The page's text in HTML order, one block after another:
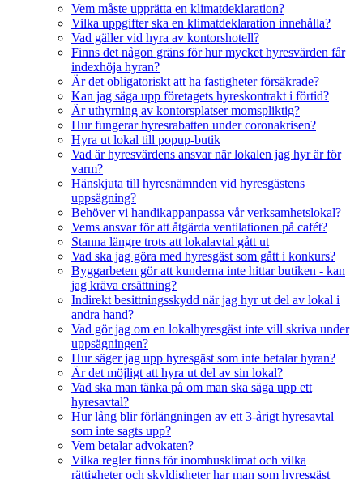
Vem måste upprätta en klimatdeklaration?
Vilka uppgifter ska en klimatdeklaration innehålla?
Vad gäller vid hyra av kontorshotell?
Finns det någon gräns för hur mycket hyresvärden får
indexhöja hyran?
Är det obligatoriskt att ha fastigheter försäkrade?
Kan jag säga upp företagets hyreskontrakt i förtid?
Är uthyrning av kontorsplatser momspliktig?
Hur fungerar hyresrabatten under coronakrisen?
Hyra ut lokal till popup-butik
Vad är hyresvärdens ansvar när lokalen jag hyr är för
varm?
Hänskjuta till hyresnämnden vid hyresgästens
uppsägning?
Behöver vi handikappanpassa vår verksamhetslokal?
Vems ansvar för att åtgärda ventilationen på cafét?
Stanna längre trots att lokalavtal gått ut
Vad ska jag göra med hyresgäst som gått i konkurs?
Byggarbeten gör att kunderna inte hittar butiken - kan
jag kräva ersättning?
Indirekt besittningsskydd när jag hyr ut del av lokal i
andra hand?
Vad gör jag om en lokalhyresgäst inte vill skriva under
uppsägningen?
Hur säger jag upp hyresgäst som inte betalar hyran?
Är det möjligt att hyra ut del av sin lokal?
Vad ska man tänka på om man ska säga upp ett
hyresavtal?
Hur lång blir förlängningen av ett 3-årigt hyresavtal
som inte sagts upp?
Vem betalar advokaten?
Vilka regler finns för inomhusklimat och vilka
rättigheter och skyldigheter har man som hyresgäst